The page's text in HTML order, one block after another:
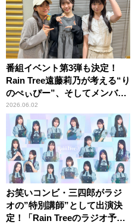
番組イベント第3弾も決定！
Rain Tree遠藤莉乃が考える“り
のぺぃぴー”、そしてメンバ
ー“ぺぃぴー化”とは？
2026.06.02
お笑いコンビ・三四郎がラジ
オの”特別講師”として出演決
定！「Rain Treeのラジオ予備